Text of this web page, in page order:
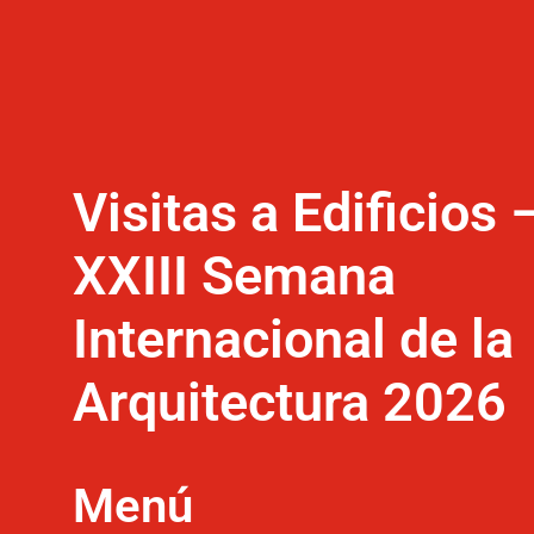
Visitas a Edificios
XXIII Semana
Internacional de la
Arquitectura 2026
Menú